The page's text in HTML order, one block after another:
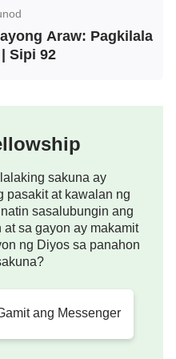
ng mga katubigan
noong matapos
Lumitaw ang mga
nagkaroon ng
katubigan, at
dahil sinabi ng
sa kapwa tubig.” Sa
salita ng Diyos,
bagong silang
ng lahat ng
at kapangyarihan
Araw: Pagkilala
Sipi 92
sakuna ay
pasakit at kawalan ng
sasalubungin ang
sa gayon ay makamit
ng Diyos sa panahon
ang Messenger